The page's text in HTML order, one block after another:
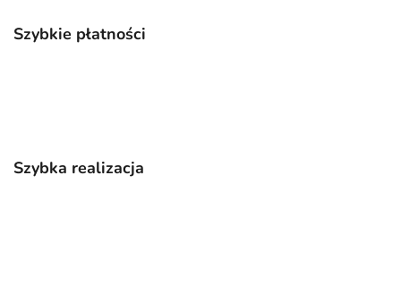
Szybkie płatności
Szybka realizacja